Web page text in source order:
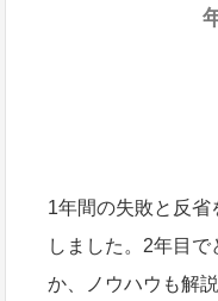
1年間の失敗と反
しました。2年目
か、ノウハウも解